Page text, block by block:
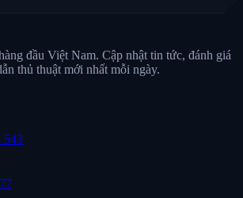
đầu Việt Nam. Cập nhật tin tức, đánh giá
thủ thuật mới nhất mỗi ngày.
543